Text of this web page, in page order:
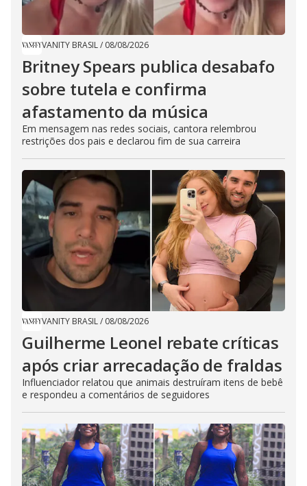
VANITY BRASIL/ 08/08/2026
Britney Spears publica desabafo
sobre tutela e confirma
afastamento da música
Em mensagem nas redes sociais, cantora relembrou
restrições dos pais e declarou fim de sua carreira
VANITY BRASIL/ 08/08/2026
Guilherme Leonel rebate críticas
após criar arrecadação de fraldas
Influenciador relatou que animais destruíram itens de bebê
e respondeu a comentários de seguidores